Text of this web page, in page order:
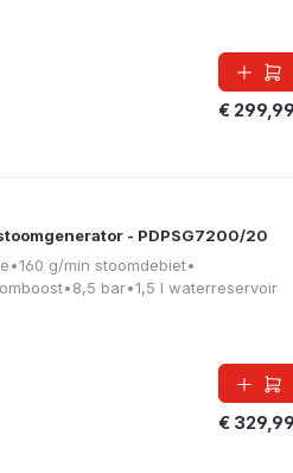
€
- PDPSG7200/20
•160 g/min stoomdebiet•
•8,5 bar•1,5 l waterreservoir
€